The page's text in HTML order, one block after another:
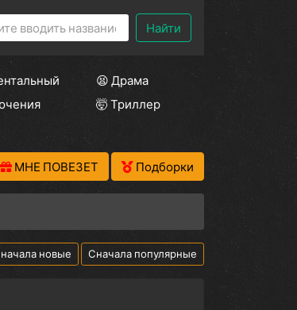
Найти
😫 Драма
🤯 Триллер
МНЕ ПОВЕЗЕТ Подборки
новые Сначала популярные